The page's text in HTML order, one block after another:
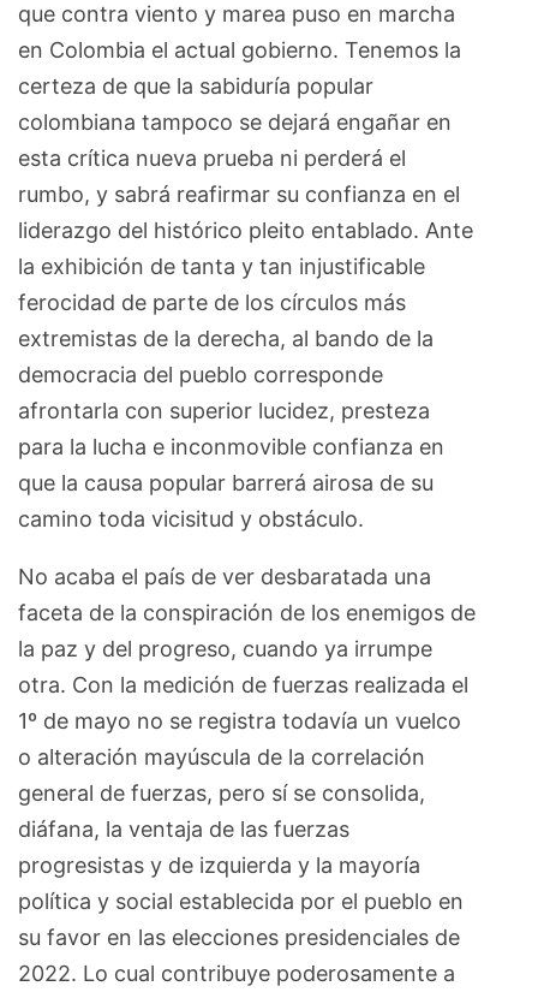
que contra viento y marea puso en marcha
en Colombia el actual gobierno. Tenemos la
certeza de que la sabiduría popular
colombiana tampoco se dejará engañar en
esta crítica nueva prueba ni perderá el
rumbo, y sabrá reafirmar su confianza en el
liderazgo del histórico pleito entablado. Ante
la exhibición de tanta y tan injustificable
ferocidad de parte de los círculos más
extremistas de la derecha, al bando de la
democracia del pueblo corresponde
afrontarla con superior lucidez, presteza
para la lucha e inconmovible confianza en
que la causa popular barrerá airosa de su
camino toda vicisitud y obstáculo.
No acaba el país de ver desbaratada una
faceta de la conspiración de los enemigos de
la paz y del progreso, cuando ya irrumpe
otra. Con la medición de fuerzas realizada el
1º de mayo no se registra todavía un vuelco
o alteración mayúscula de la correlación
general de fuerzas, pero sí se consolida,
diáfana, la ventaja de las fuerzas
progresistas y de izquierda y la mayoría
política y social establecida por el pueblo en
su favor en las elecciones presidenciales de
2022. Lo cual contribuye poderosamente a